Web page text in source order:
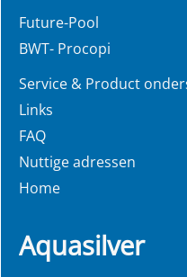
Future-Pool
BWT- Procopi
Service & Product
Links
FAQ
Nuttige adressen
Home
Aquasilver